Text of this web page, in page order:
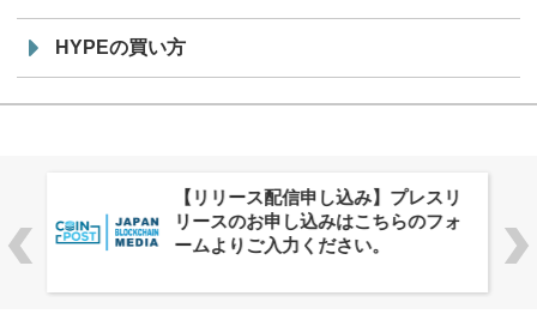
HYPEの買い方
株式会社PlnX、アジア最大級のグロ
ーバルWeb3カンファレンス
「WebX2026」とのコラボレーショ